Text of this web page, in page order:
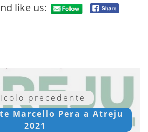
like us:
precedente
Marcello Pera a Atreju
2021